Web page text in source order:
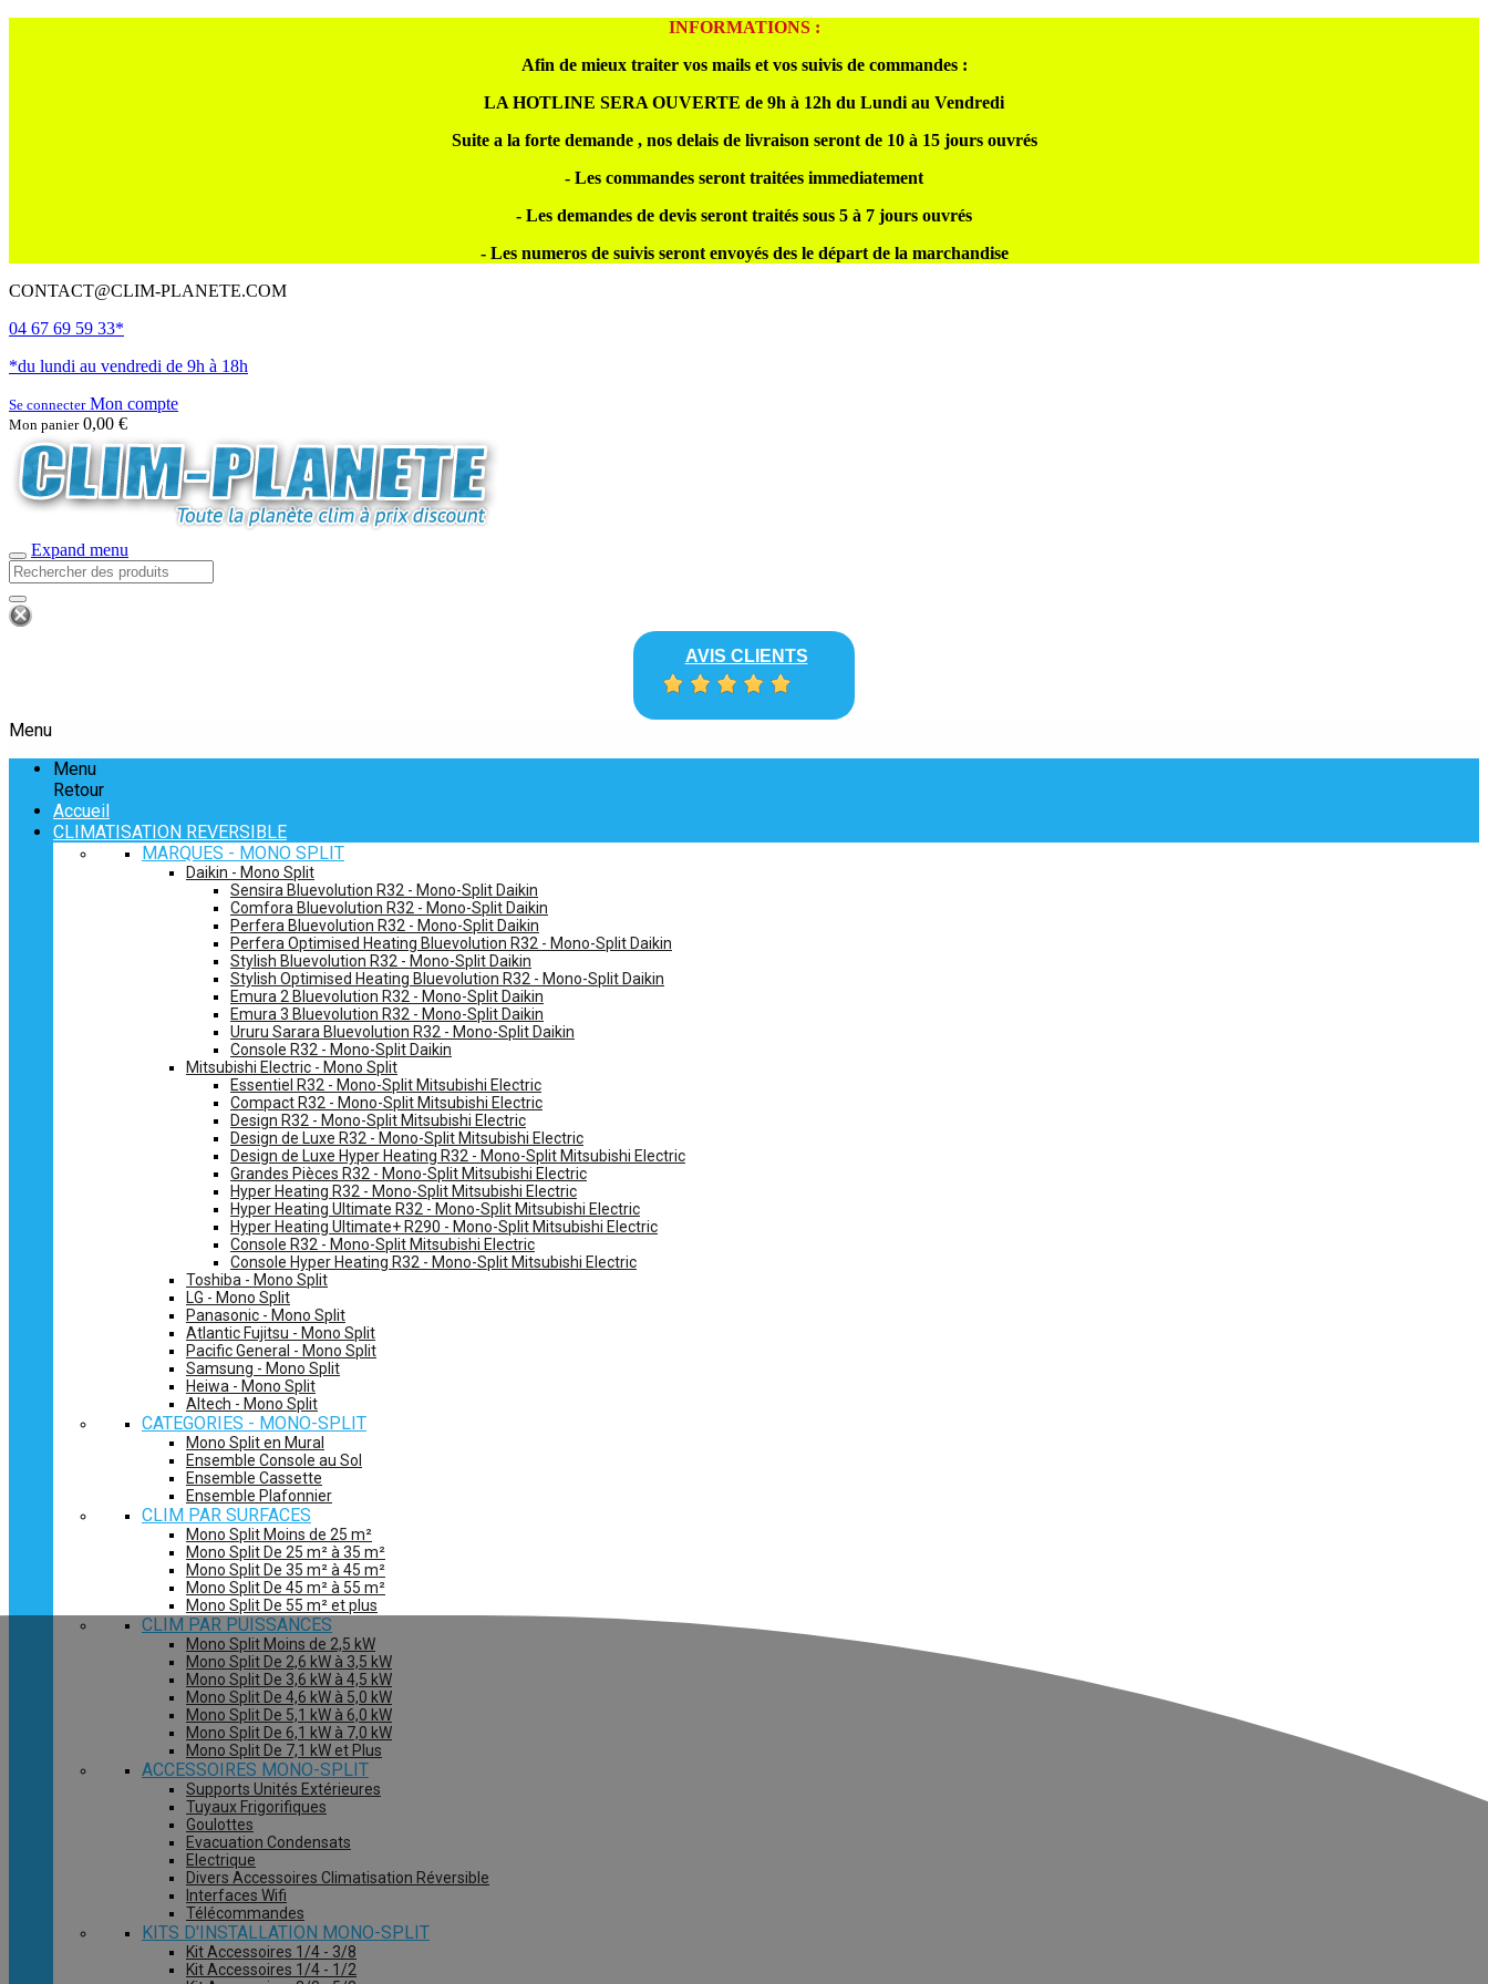
INFORMATIONS :
Afin de mieux traiter vos mails et vos suivis de commandes :
LA HOTLINE SERA OUVERTE de 9h à 12h du Lundi au Vendredi
Suite a la forte demande , nos delais de livraison seront de 10 à 15 jours ouvrés
- Les commandes seront traitées immediatement
- Les demandes de devis seront traités sous 5 à 7 jours ouvrés
- Les numeros de suivis seront envoyés des le départ de la marchandise
CONTACT@CLIM-PLANETE.COM
04 67 69 59 33*
*du lundi au vendredi de 9h à 18h
Se connecterMon compte
Mon panier 0,00 €
Expand menu
AVIS CLIENTS
Menu
Menu
Retour
Accueil
CLIMATISATION REVERSIBLE
MARQUES - MONO SPLIT
Daikin - Mono Split
Sensira Bluevolution R32 - Mono-Split Daikin
Comfora Bluevolution R32 - Mono-Split Daikin
Perfera Bluevolution R32 - Mono-Split Daikin
Perfera Optimised Heating Bluevolution R32 - Mono-Split Daikin
Stylish Bluevolution R32 - Mono-Split Daikin
Stylish Optimised Heating Bluevolution R32 - Mono-Split Daikin
Emura 2 Bluevolution R32 - Mono-Split Daikin
Emura 3 Bluevolution R32 - Mono-Split Daikin
Ururu Sarara Bluevolution R32 - Mono-Split Daikin
Console R32 - Mono-Split Daikin
Mitsubishi Electric - Mono Split
Essentiel R32 - Mono-Split Mitsubishi Electric
Compact R32 - Mono-Split Mitsubishi Electric
Design R32 - Mono-Split Mitsubishi Electric
Design de Luxe R32 - Mono-Split Mitsubishi Electric
Design de Luxe Hyper Heating R32 - Mono-Split Mitsubishi Electric
Grandes Pièces R32 - Mono-Split Mitsubishi Electric
Hyper Heating R32 - Mono-Split Mitsubishi Electric
Hyper Heating Ultimate R32 - Mono-Split Mitsubishi Electric
Hyper Heating Ultimate+ R290 - Mono-Split Mitsubishi Electric
Console R32 - Mono-Split Mitsubishi Electric
Console Hyper Heating R32 - Mono-Split Mitsubishi Electric
Toshiba - Mono Split
LG - Mono Split
Panasonic - Mono Split
Atlantic Fujitsu - Mono Split
Pacific General - Mono Split
Samsung - Mono Split
Heiwa - Mono Split
Altech - Mono Split
CATEGORIES - MONO-SPLIT
Mono Split en Mural
Ensemble Console au Sol
Ensemble Cassette
Ensemble Plafonnier
CLIM PAR SURFACES
Mono Split Moins de 25 m²
Mono Split De 25 m² à 35 m²
Mono Split De 35 m² à 45 m²
Mono Split De 45 m² à 55 m²
Mono Split De 55 m² et plus
CLIM PAR PUISSANCES
Mono Split Moins de 2,5 kW
Mono Split De 2,6 kW à 3,5 kW
Mono Split De 3,6 kW à 4,5 kW
Mono Split De 4,6 kW à 5,0 kW
Mono Split De 5,1 kW à 6,0 kW
Mono Split De 6,1 kW à 7,0 kW
Mono Split De 7,1 kW et Plus
ACCESSOIRES MONO-SPLIT
Supports Unités Extérieures
Tuyaux Frigorifiques
Goulottes
Evacuation Condensats
Electrique
Divers Accessoires Climatisation Réversible
Interfaces Wifi
Télécommandes
KITS D'INSTALLATION MONO-SPLIT
Kit Accessoires 1/4 - 3/8
Kit Accessoires 1/4 - 1/2